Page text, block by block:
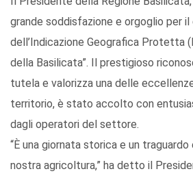
grande soddisfazione e orgoglio per
dell’Indicazione Geografica Protetta
della Basilicata”. Il prestigioso
tutela e valorizza una delle
territorio, è stato accolto con
dagli operatori del settore.
“È una giornata storica e un
nostra agricoltura,” ha detto il